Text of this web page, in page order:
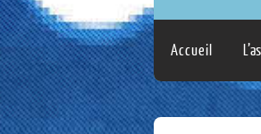
Accueil